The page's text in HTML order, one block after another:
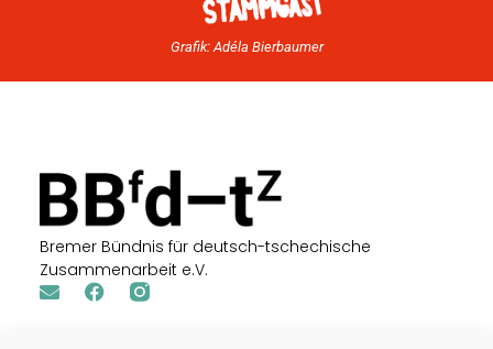
Grafik: Adéla Bierbaumer
Bremer Bündnis für deutsch-tschechische
Zusammenarbeit e.V.